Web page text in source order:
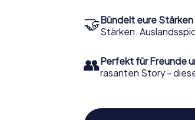
🤝Bündelt eure Stärken
Stärken.
👥Perfekt für Freunde
rasanten Story -